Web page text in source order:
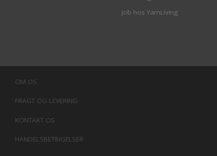
Job hos YarnLiving
OM OS
FRAGT OG LEVERING
KONTAKT OS
HANDELSBETINGELSER